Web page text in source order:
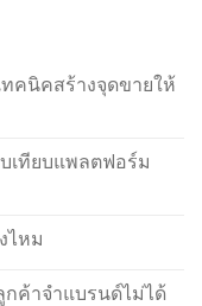
ทคนิคสร้างจุดขายให้
เทียบแพลตฟอร์ม
ไหม
กค้าจำแบรนด์ไม่ได้